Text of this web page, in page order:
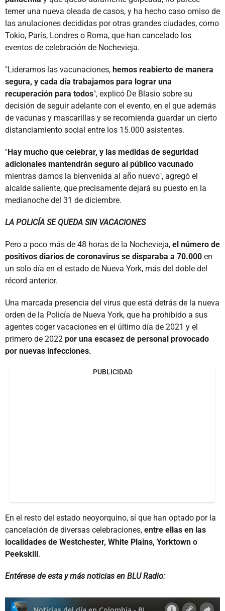
temer una nueva oleada de casos, y ha hecho caso omiso de
las anulaciones decididas por otras grandes ciudades, como
Tokio, París, Londres o Roma, que han cancelado los
eventos de celebración de Nochevieja.
"Lideramos las vacunaciones, hemos reabierto de manera
segura, y cada día trabajamos para lograr una
recuperación para todos", explicó De Blasio sobre su
decisión de seguir adelante con el evento, en el que además
de vacunas y mascarillas y se recomienda guardar un cierto
distanciamiento social entre los 15.000 asistentes.
"Hay mucho que celebrar, y las medidas de seguridad
adicionales mantendrán seguro al público vacunado
mientras damos la bienvenida al año nuevo", agregó el
alcalde saliente, que precisamente dejará su puesto en la
medianoche del 31 de diciembre.
LA POLICÍA SE QUEDA SIN VACACIONES
Pero a poco más de 48 horas de la Nochevieja, el número de
positivos diarios de coronavirus se disparaba a 70.000 en
un solo día en el estado de Nueva York, más del doble del
récord anterior.
Una marcada presencia del virus que está detrás de la nueva
orden de la Policía de Nueva York, que ha prohibido a sus
agentes coger vacaciones en el último día de 2021 y el
primero de 2022 por una escasez de personal provocado
por nuevas infecciones.
PUBLICIDAD
En el resto del estado neoyorquino, sí que han optado por la
cancelación de diversas celebraciones, entre ellas en las
localidades de Westchester, White Plains, Yorktown o
Peekskill.
Entérese de esta y más noticias en BLU Radio: